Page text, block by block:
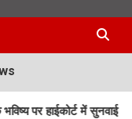
में सुनवाई Char Dham